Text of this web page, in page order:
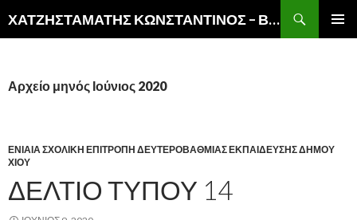
ΧΑΤΖΗΣΤΑΜΑΤΗΣ ΚΩΝΣΤΑΝΤΙΝΟΣ – ΒΙΚΤΩΡ
Αρχείο μηνός Ιούνιος 2020
ΕΝΙΑΙΑ ΣΧΟΛΙΚΗ ΕΠΙΤΡΟΠΗ ΔΕΥΤΕΡΟΒΑΘΜΙΑΣ ΕΚΠΑΙΔΕΥΣΗΣ ΔΗΜΟΥ
ΧΙΟΥ
ΔΕΛΤΙΟ ΤΥΠΟΥ 14